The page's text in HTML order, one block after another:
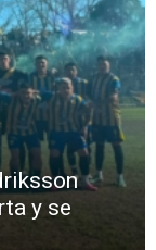
y se